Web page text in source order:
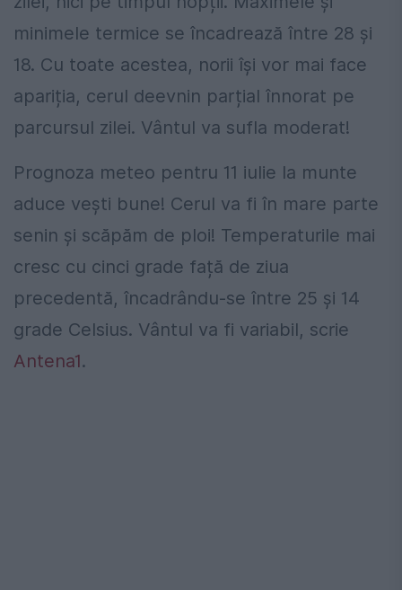
minimele termice se încadrează între 28 și
18. Cu toate acestea, norii își vor mai face
apariția, cerul deevnin parțial înnorat pe
parcursul zilei. Vântul va sufla moderat!
Prognoza meteo pentru 11 iulie la munte
aduce vești bune! Cerul va fi în mare parte
senin și scăpăm de ploi! Temperaturile mai
cresc cu cinci grade față de ziua
precedentă, încadrându-se între 25 și 14
grade Celsius. Vântul va fi variabil, scrie
Antena1.